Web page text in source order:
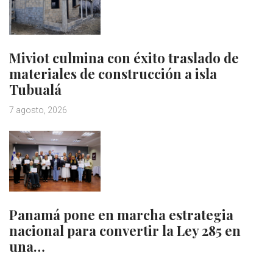
Miviot culmina con éxito traslado de
materiales de construcción a isla
Tubualá
7 agosto, 2026
Panamá pone en marcha estrategia
nacional para convertir la Ley 285 en
una…